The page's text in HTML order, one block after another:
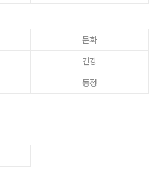
문화
건강
동정